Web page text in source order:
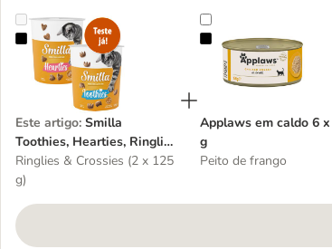
Smilla Toothies, Hearties, Ringlies e Crossies - Pack de
Este artigo: Smilla
Toothies, Hearties, Ringlies
e Crossies - Pack de
degustação
Ringlies & Crossies (2 x 125
g)
Applaws em caldo 6
Applaws em caldo 6
g
Peito de frango